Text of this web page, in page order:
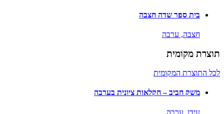
בית ספר שדה חצבה
חצבה, ערבה
תוצרת מקומית
לכל התוצרת המקומית
משק חביב – חקלאות ציונית בערבה
עידן, ערבה